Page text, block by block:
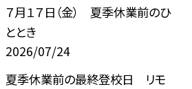
７月１７日（金） 夏季休業前のひ
ととき
2026/07/24
夏季休業前の最終登校日 リモ